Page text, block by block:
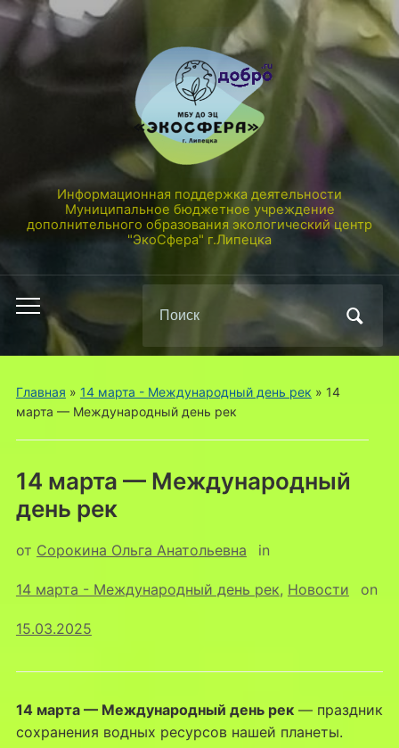
Информационная поддержка деятельности
Муниципальное бюджетное учреждение
дополнительного образования экологический центр
"ЭкоСфера" г.Липецка
Переключить
мобильное
меню
по:
Главная » 14 марта - Международный день рек » 14
марта — Международный день рек
14 марта — Международный
день рек
от Сорокина Ольга Анатольевна in
14 марта - Международный день рек, Новости on
15.03.2025
14 марта — Международный день рек— праздник
сохранения водных ресурсов нашей планеты.